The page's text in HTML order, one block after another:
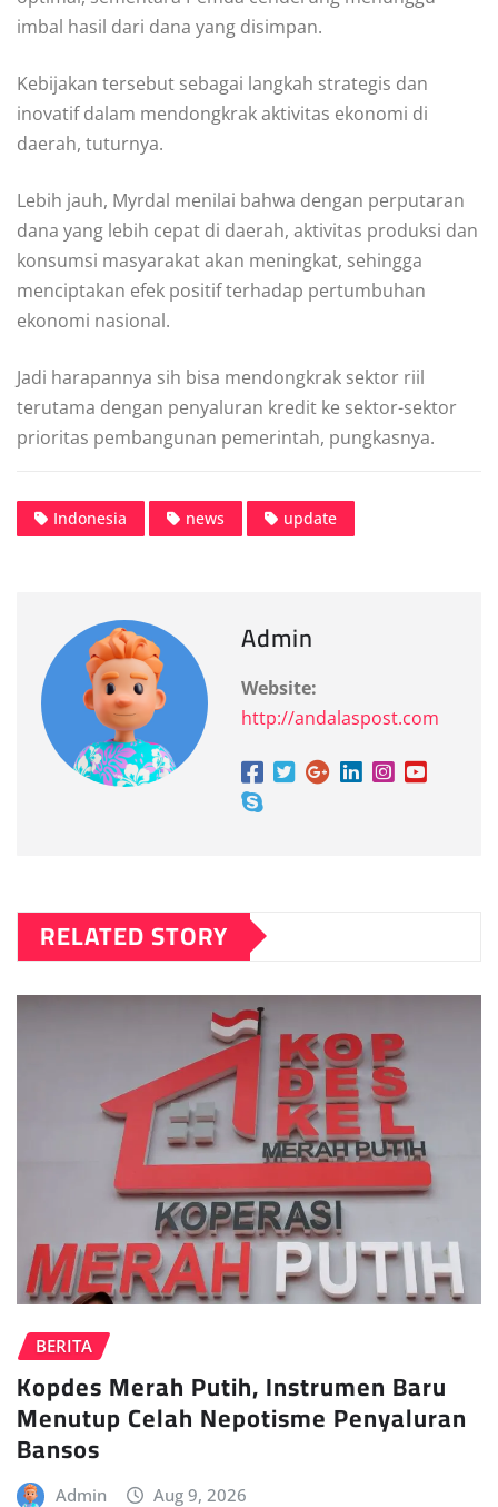
imbal hasil dari dana yang disimpan.
Kebijakan tersebut sebagai langkah strategis dan
inovatif dalam mendongkrak aktivitas ekonomi di
daerah, tuturnya.
Lebih jauh, Myrdal menilai bahwa dengan perputaran
dana yang lebih cepat di daerah, aktivitas produksi dan
konsumsi masyarakat akan meningkat, sehingga
menciptakan efek positif terhadap pertumbuhan
ekonomi nasional.
Jadi harapannya sih bisa mendongkrak sektor riil
terutama dengan penyaluran kredit ke sektor-sektor
prioritas pembangunan pemerintah, pungkasnya.
Indonesia news update
Admin
Website:
http://andalaspost.com
RELATED STORY
BERITA
Kopdes Merah Putih, Instrumen Baru
Menutup Celah Nepotisme Penyaluran
Bansos
Admin Aug 9, 2026